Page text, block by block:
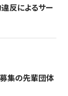
反によるサー
集の先輩団体